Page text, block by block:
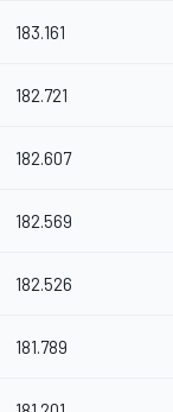
183.161
182.721
182.607
182.569
182.526
181.789